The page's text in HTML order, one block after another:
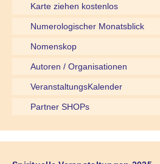
Karte ziehen kostenlos
Numerologischer Monatsblick
Nomenskop
Autoren / Organisationen
VeranstaltungsKalender
Partner SHOPs